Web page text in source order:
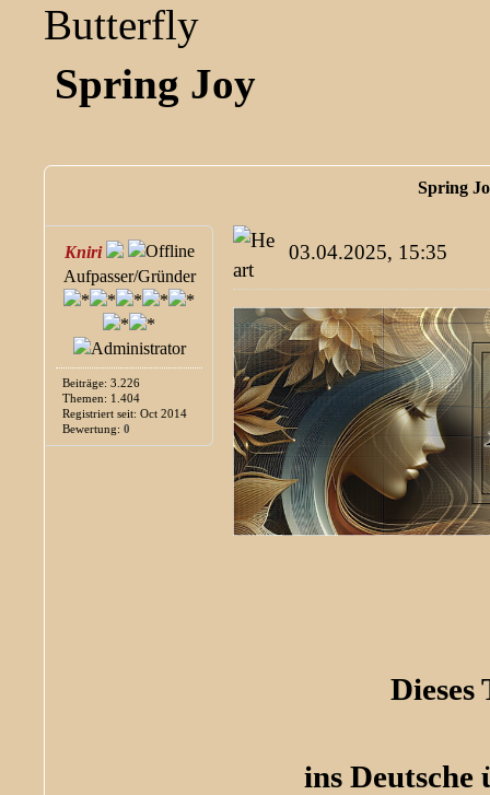
Butterfly
Spring Joy
Spring
Kniri
Aufpasser/Gründer
Beiträge: 3.226
Themen: 1.404
Registriert seit: Oct 2014
Bewertung: 0
03.04.2025, 15:35
ins Deutsche